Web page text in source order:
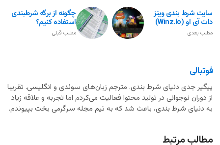
چگونه از برگه شرطبندی
استفاده کنیم؟
مطلب قبلی
سایت شرط بندی وینز
دات آی او (Winz.io)
مطلب بعدی
فوتبالی
پیگیر جدی دنیای شرط بندی. مترجم زبان‌های سوئدی و انگلیسی. تقریبا
از دوران نوجوانی در تولید محتوا فعالیت می‌کردم اما تجربه و علاقه زیاد
به دنیای شرط بندی، باعث شد که به تیم مجله سرگرمی بخت بپیوندم.
مطالب مرتبط